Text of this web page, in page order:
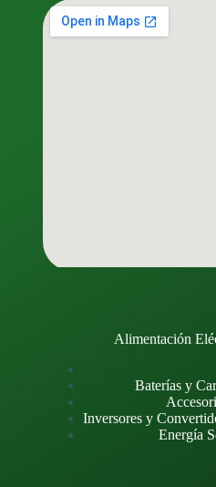
Alimentación
Baterías y
Inversores y
Energía